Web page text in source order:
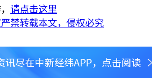
请点击这里
禁转载本文，侵权必究